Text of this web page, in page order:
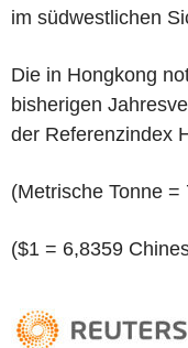
im südwestlichen
Die in Hongkong
bisherigen
der Referenzindex
(Metrische Tonne
($1 = 6,8359